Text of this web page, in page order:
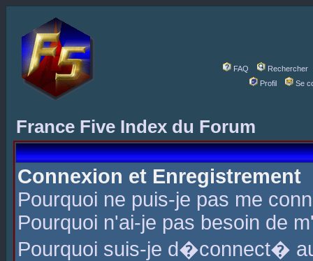
FAQ
Rechercher
Profil
Se
France Five Index du Forum
Connexion et Enregistrement
Pourquoi ne puis-je pas me
Pourquoi n'ai-je pas besoin de
Pourquoi suis-je d�connect�